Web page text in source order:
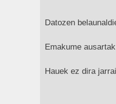
Datozen
Emakume
Hauek ez dira